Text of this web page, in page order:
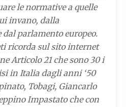
le normative a quelle
invano, dalla
dal parlamento europeo.
ricorda sul sito internet
Articolo 21 che sono 30 i
in Italia dagli anni ‘50
Tobagi, Giancarlo
Impastato che con